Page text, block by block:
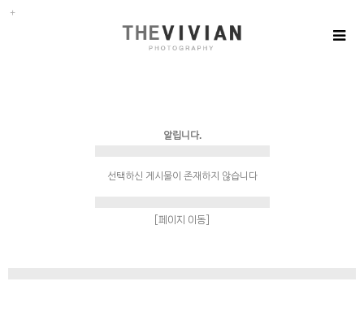
알립니다.
선택하신 게시물이 존재하지 않습니다
[페이지 이동]